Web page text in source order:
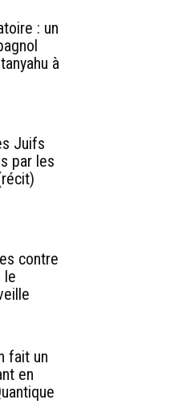
: un
à
Juifs
par les
contre
le
fait un
en